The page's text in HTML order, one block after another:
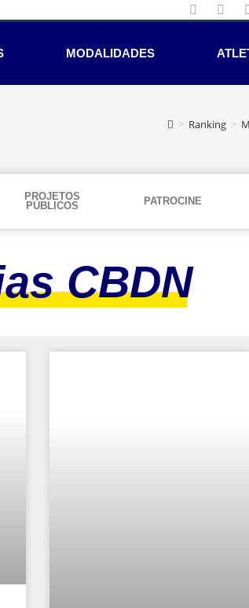
MODALIDADES
> Ranking >
PROJETOS
PÚBLICOS
PATROCINE
CBDN